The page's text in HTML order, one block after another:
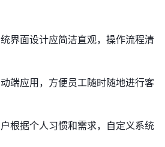
界面设计应简洁直观，操作流程清
端应用，方便员工随时随地进行客
根据个人习惯和需求，自定义系统